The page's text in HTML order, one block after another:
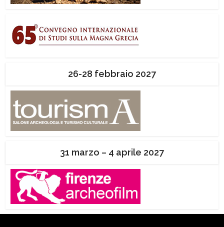
26-28 febbraio 2027
31 marzo – 4 aprile 2027